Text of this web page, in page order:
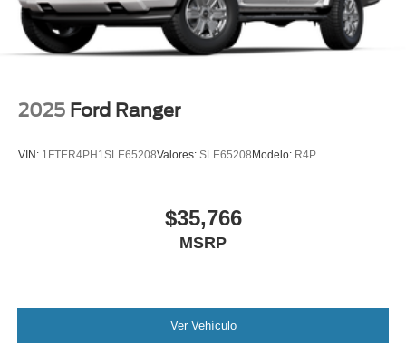
2025 Ford Ranger
VIN: 1FTER4PH1SLE65208Valores: SLE65208 Modelo: R4P
$35,766
MSRP
Ver Vehículo